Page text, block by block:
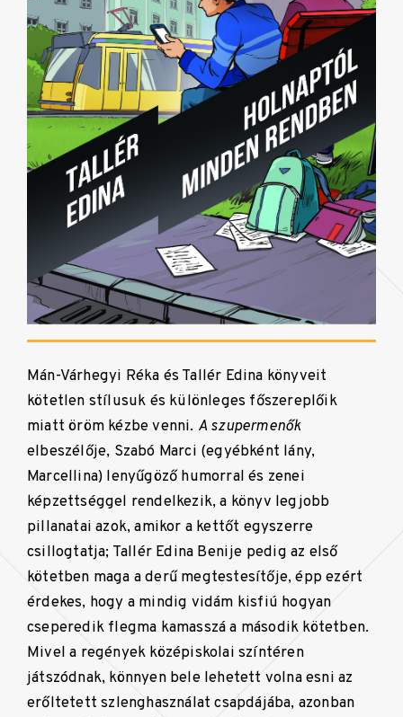
Mán-Várhegyi Réka és Tallér Edina könyveit
kötetlen stílusuk és különleges főszereplőik
miatt öröm kézbe venni. A szupermenők
elbeszélője, Szabó Marci (egyébként lány,
Marcellina) lenyűgöző humorral és zenei
képzettséggel rendelkezik, a könyv legjobb
pillanatai azok, amikor a kettőt egyszerre
csillogtatja; Tallér Edina Benije pedig az első
kötetben maga a derű megtestesítője, épp ezért
érdekes, hogy a mindig vidám kisfiú hogyan
cseperedik flegma kamasszá a második kötetben.
Mivel a regények középiskolai színtéren
játszódnak, könnyen bele lehetett volna esni az
erőltetett szlenghasználat csapdájába, azonban